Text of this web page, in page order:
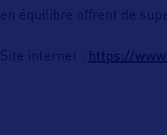
en équilibre offrent de
Site internet : https://